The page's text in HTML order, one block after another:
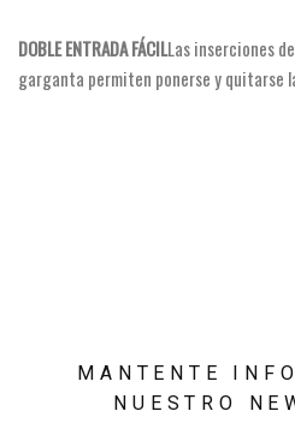
DOBLE ENTRADA FÁCILLas inserciones
garganta permiten ponerse y quitarse
MANTENTE
NUESTRO